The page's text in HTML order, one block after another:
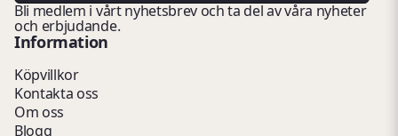
Bli medlem i vårt nyhetsbrev och ta del av våra nyheter
och erbjudande.
Information
Köpvillkor
Kontakta oss
Om oss
Blogg